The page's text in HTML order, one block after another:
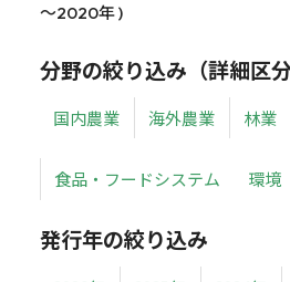
～2020年 )
分野の絞り込み（詳細区分
国内農業 海外農業 林業
食品・フードシステム 環境
発行年の絞り込み